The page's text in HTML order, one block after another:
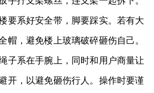
要系好安全带，脚要踩实。若有大
帽，避免楼上玻璃破碎砸伤自己。
子系在手腕上，同时和用户商量让
开，以避免砸伤行人。操作时要谨